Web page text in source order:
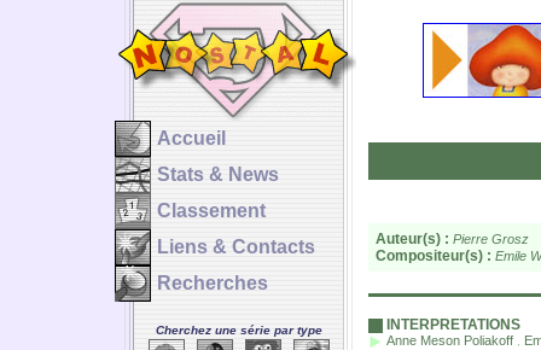
Accueil
Stats & News
Classement
Liens & Contacts
Recherches
Cherchez une série par type
Auteur(s) : Pierre Grosz
Compositeur(s) : Emile
INTERPRETATIONS
Anne Meson Poliakoff